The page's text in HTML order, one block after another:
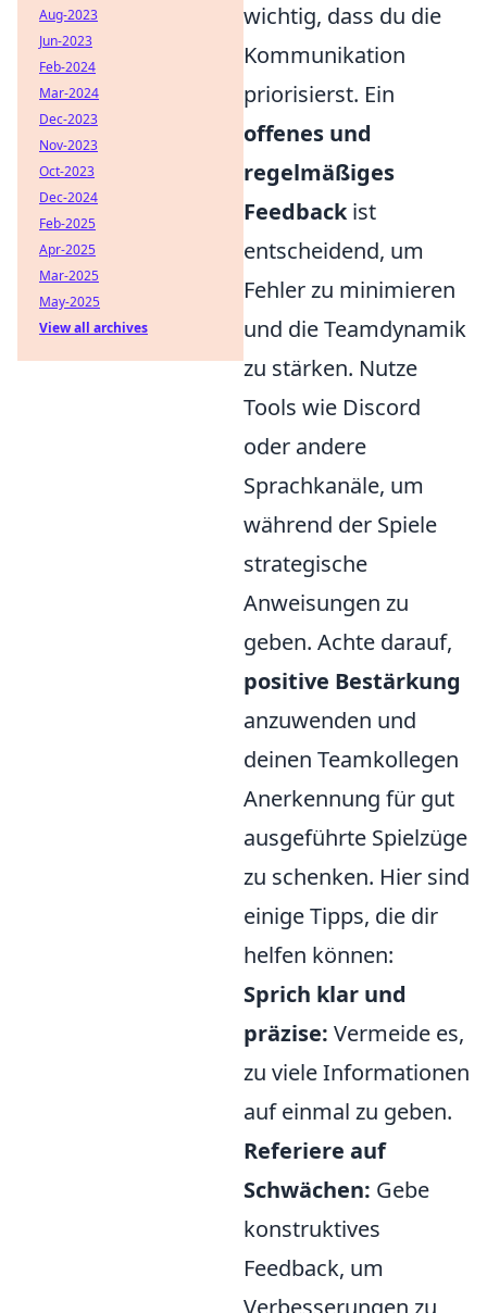
wichtig, dass du die
Kommunikation
priorisierst. Ein
offenes und
regelmäßiges
Feedbackist
entscheidend, um
Fehler zu minimieren
und die Teamdynamik
zu stärken. Nutze
Tools wie Discord
oder andere
Sprachkanäle, um
während der Spiele
strategische
Anweisungen zu
geben. Achte darauf,
positive Bestärkung
anzuwenden und
deinen Teamkollegen
Anerkennung für gut
ausgeführte Spielzüge
zu schenken. Hier sind
einige Tipps, die dir
helfen können:
Sprich klar und
präzise: Vermeide es,
zu viele Informationen
auf einmal zu geben.
Referiere auf
Schwächen: Gebe
konstruktives
Feedback, um
Verbesserungen zu
Aug-2023
Jun-2023
Feb-2024
Mar-2024
Dec-2023
Nov-2023
Oct-2023
Dec-2024
Feb-2025
Apr-2025
Mar-2025
May-2025
View all archives